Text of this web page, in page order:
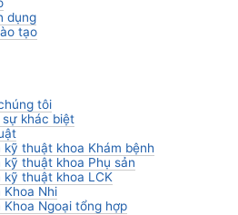
dụng
tạo
tôi
khác biệt
kỹ thuật khoa Khám bệnh
kỹ thuật khoa Phụ sản
kỹ thuật khoa LCK
Khoa Nhi
Khoa Ngoại tổng hợp